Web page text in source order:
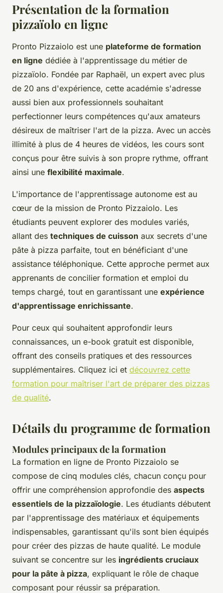
Présentation de la formation
pizzaïolo en ligne
Pronto Pizzaiolo est une plateforme de formation
en ligne dédiée à l'apprentissage du métier de
pizzaïolo. Fondée par Raphaël, un expert avec plus
de 20 ans d'expérience, cette académie s'adresse
aussi bien aux professionnels souhaitant
perfectionner leurs compétences qu'aux amateurs
désireux de maîtriser l'art de la pizza. Avec un accès
illimité à plus de 4 heures de vidéos, les cours sont
conçus pour être suivis à son propre rythme, offrant
ainsi une flexibilité maximale.
L'importance de l'apprentissage autonome est au
cœur de la mission de Pronto Pizzaiolo. Les
étudiants peuvent explorer des modules variés,
allant des techniques de cuisson aux secrets d'une
pâte à pizza parfaite, tout en bénéficiant d'une
assistance téléphonique. Cette approche permet aux
apprenants de concilier formation et emploi du
temps chargé, tout en garantissant une expérience
d'apprentissage enrichissante.
Pour ceux qui souhaitent approfondir leurs
connaissances, un e-book gratuit est disponible,
offrant des conseils pratiques et des ressources
supplémentaires. Cliquez ici et découvrez cette
formation pour maîtriser l'art de préparer des pizzas
de qualité.
Détails du programme de formation
Modules principaux de la formation
La formation en ligne de Pronto Pizzaiolo se
compose de cinq modules clés, chacun conçu pour
offrir une compréhension approfondie des aspects
essentiels de la pizzaïologie. Les étudiants débutent
par l'apprentissage des matériaux et équipements
indispensables, garantissant qu'ils sont bien équipés
pour créer des pizzas de haute qualité. Le module
suivant se concentre sur les ingrédients cruciaux
pour la pâte à pizza, expliquant le rôle de chaque
composant pour réussir sa préparation.